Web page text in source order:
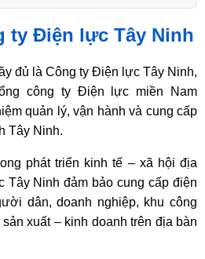
ty Điện lực Tây Ninh
đủ là Công ty Điện lực Tây Ninh,
công ty Điện lực miền Nam
quản lý, vận hành và cung cấp
Tây Ninh.
phát triển kinh tế – xã hội địa
Tây Ninh đảm bảo cung cấp điện
dân, doanh nghiệp, khu công
xuất – kinh doanh trên địa bàn